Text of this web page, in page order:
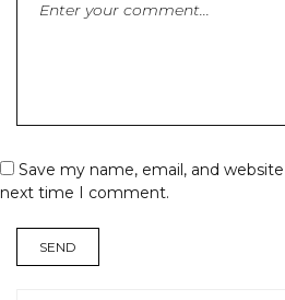
Save my name, email, and
next time I comment.